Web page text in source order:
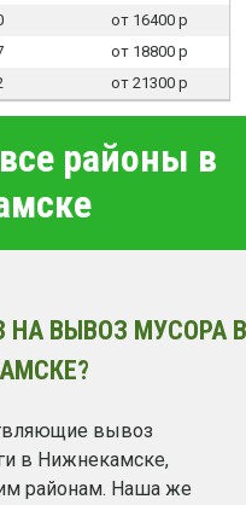
от 16400 р
от 18800 р
от 21300 р
районы в
НА ВЫВОЗ МУСОРА В
вывоз
в Нижнекамске,
районам. Наша же